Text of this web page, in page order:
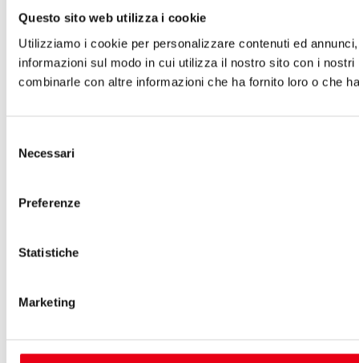
Questo sito web utilizza i cookie
Utilizziamo i cookie per personalizzare contenuti ed
informazioni sul modo in cui utilizza il nostro sito con i
combinarle con altre informazioni che ha fornito loro o che
delNecessari
Preferenze
Statistiche
Marketing